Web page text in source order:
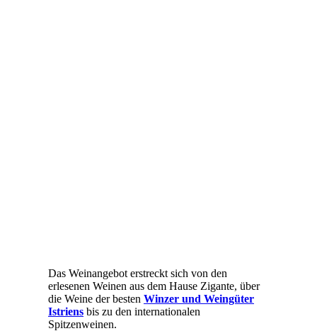
Das Weinangebot erstreckt sich von den
erlesenen Weinen aus dem Hause Zigante, über
die Weine der besten Winzer und Weingüter
Istriens bis zu den internationalen
Spitzenweinen.